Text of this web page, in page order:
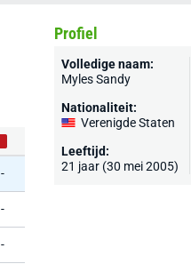
-
-
-
Profiel
Volledige naam:
Myles Sandy
Nationaliteit:
Verenigde Staten
Leeftijd:
21 jaar (30 mei 2005)